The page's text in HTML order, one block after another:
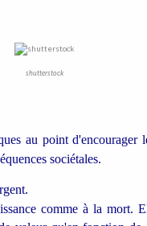
shutterstock
au point d'encourager
sociétales.
comme à la mort.